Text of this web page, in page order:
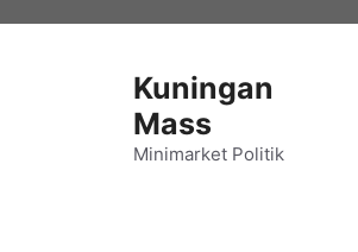
Kuningan
Mass
Minimarket Politik